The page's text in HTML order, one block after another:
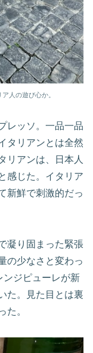
人の遊び心か。
レッソ。一品一品
タリアンとは全然
リアンは、日本人
感じた。イタリア
新鮮で刺激的だっ
凝り固まった緊張
の少なさと変わっ
ンジピューレが新
た。見た目とは裏
た。